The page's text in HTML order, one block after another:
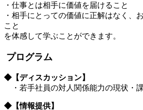
・仕事とは相手に価値を届けること
・相手にとっての価値に正解はなく、
こと
を体感して学ぶことができます。
プログラム
◆【ディスカッション】
・若手社員の対人関係能力の現状・
◆【情報提供】